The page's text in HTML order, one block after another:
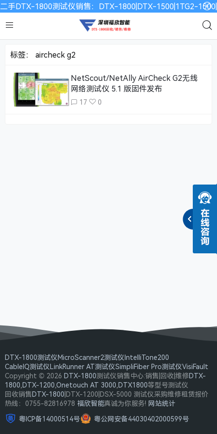
二手DTX-1800测试仪销售：DTX-1800|DTX-1500|1TG2-
标签： aircheck g2
NetScout/NetAlly AirCheck G2无线
网络测试仪 5.1 版固件发布
17 0
DTX-1800测试仪MicroScanner2测试仪IntelliTone200
CableIQ测试仪LinkRunner AT测试仪SimpliFiber Pro测试仪VisiFault
Copyright © 2026 DTX-1800测试仪销售中心:销售|回收|维修DTX-
1800,DTX-1200,Onetouch AT 3000,DTX1800等型号测试仪
回收销售DTX-1800|DTX-1200|DSX-5000 测试仪采购维修租赁报价
热线：0755-82816978 福欣智能真诚为你服务! 网站统计
粤ICP备14000514号
粤公网安备44030402000599号